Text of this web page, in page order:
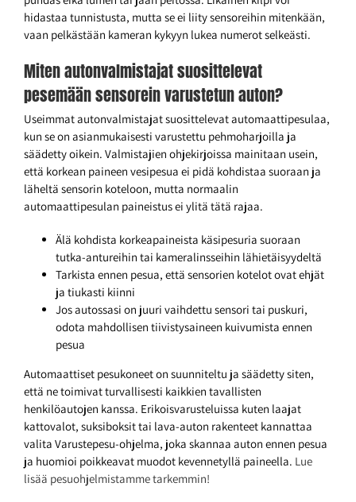
hidastaa tunnistusta, mutta se ei liity sensoreihin mitenkään,
vaan pelkästään kameran kykyyn lukea numerot selkeästi.
Miten autonvalmistajat suosittelevat
pesemään sensorein varustetun auton?
Useimmat autonvalmistajat suosittelevat automaattipesulaa,
kun se on asianmukaisesti varustettu pehmoharjoilla ja
säädetty oikein. Valmistajien ohjekirjoissa mainitaan usein,
että korkean paineen vesipesua ei pidä kohdistaa suoraan ja
läheltä sensorin koteloon, mutta normaalin
automaattipesulan paineistus ei ylitä tätä rajaa.
Älä kohdista korkeapaineista käsipesuria suoraan
tutka-antureihin tai kameralinsseihin lähietäisyydeltä
Tarkista ennen pesua, että sensorien kotelot ovat ehjät
ja tiukasti kiinni
Jos autossasi on juuri vaihdettu sensori tai puskuri,
odota mahdollisen tiivistysaineen kuivumista ennen
pesua
Automaattiset pesukoneet on suunniteltu ja säädetty siten,
että ne toimivat turvallisesti kaikkien tavallisten
henkilöautojen kanssa. Erikoisvarusteluissa kuten laajat
kattovalot, suksiboksit tai lava-auton rakenteet kannattaa
valita Varustepesu-ohjelma, joka skannaa auton ennen pesua
ja huomioi poikkeavat muodot kevennetyllä paineella. Lue
lisää pesuohjelmistamme tarkemmin!